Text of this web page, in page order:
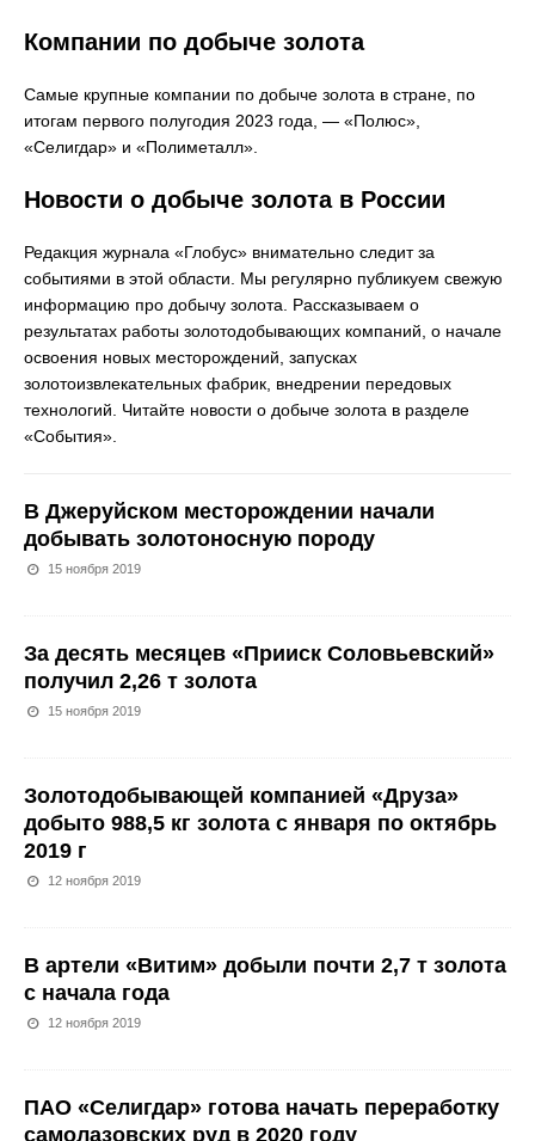
Компании по добыче золота
Самые крупные компании по добыче золота в стране, по
итогам первого полугодия 2023 года, — «Полюс»,
«Селигдар» и «Полиметалл».
Новости о добыче золота в России
Редакция журнала «Глобус» внимательно следит за
событиями в этой области. Мы регулярно публикуем свежую
информацию про добычу золота. Рассказываем о
результатах работы золотодобывающих компаний, о начале
освоения новых месторождений, запусках
золотоизвлекательных фабрик, внедрении передовых
технологий. Читайте новости о добыче золота в разделе
«События».
В Джеруйском месторождении начали
добывать золотоносную породу
15 ноября 2019
За десять месяцев «Прииск Соловьевский»
получил 2,26 т золота
15 ноября 2019
Золотодобывающей компанией «Друза»
добыто 988,5 кг золота с января по октябрь
2019 г
12 ноября 2019
В артели «Витим» добыли почти 2,7 т золота
с начала года
12 ноября 2019
ПАО «Селигдар» готова начать переработку
самолазовских руд в 2020 году